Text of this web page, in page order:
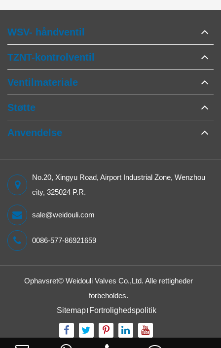
WSV- håndventil
TZNT-kontrolventil
Ventilmateriale
Støtte
Anvendelse
No.20, Xingyu Road, Airport Industrial Zone, Wenzhou
city, 325024 P.R.
sale@weidouli.com
0086-577-86921659
Ophavsret© Weidouli Valves Co.,Ltd. Alle rettigheder
forbeholdes.
Sitemap Fortrolighedspolitik